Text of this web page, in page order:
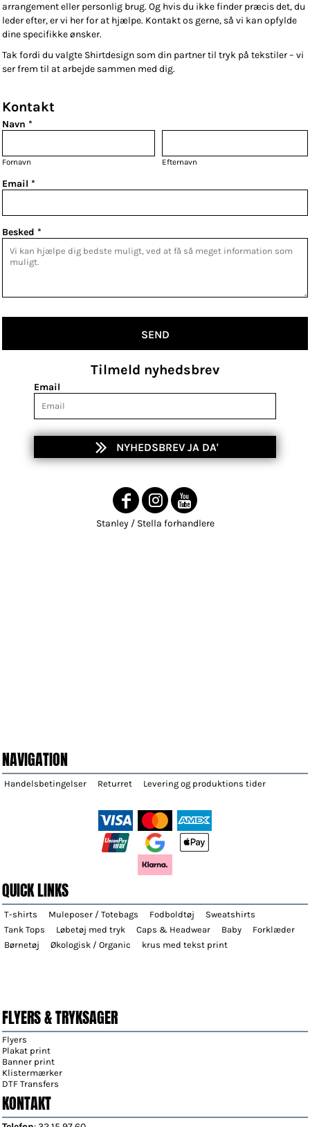
arrangement eller personlig brug. Og hvis du ikke finder præcis det, du
leder efter, er vi her for at hjælpe. Kontakt os gerne, så vi kan opfylde
dine specifikke ønsker.
Tak fordi du valgte Shirtdesign som din partner til tryk på tekstiler – vi
ser frem til at arbejde sammen med dig.
Kontakt
Navn *
Fornavn Efternavn
Email *
Besked *
SEND
Tilmeld nyhedsbrev
Email
NYHEDSBREV JA DA'
Stanley / Stella forhandlere
NAVIGATION
Handelsbetingelser Returret Levering og produktions tider
QUICK LINKS
T-shirts Muleposer / Totebags Fodboldtøj
Sweatshirts
Tank Tops
Løbetøj med tryk Caps & Headwear Baby
Forklæder
Børnetøj
Økologisk / Organic krus med tekst print
FLYERS & TRYKSAGER
Flyers
Plakat print
Banner print
Klistermærker
DTF Transfers
KONTAKT